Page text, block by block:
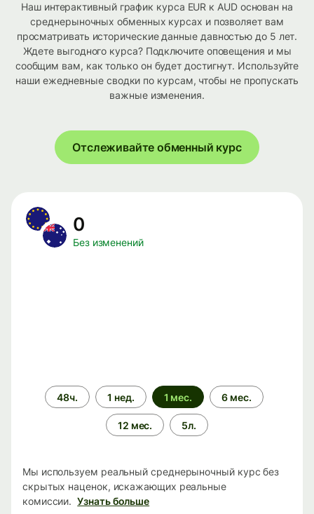
Наш интерактивный график курса EUR к AUD основан на
среднерыночных обменных курсах и позволяет вам
просматривать исторические данные давностью до 5 лет.
Ждете выгодного курса? Подключите оповещения и мы
сообщим вам, как только он будет достигнут. Используйте
наши ежедневные сводки по курсам, чтобы не пропускать
важные изменения.
Отслеживайте обменный курс
0
Без изменений
Период
времени
48ч. 1 нед. 1 мес. 6 мес.
12 мес. 5л.
Мы используем реальный среднерыночный курс без
скрытых наценок, искажающих реальные
комиссии. Узнать больше